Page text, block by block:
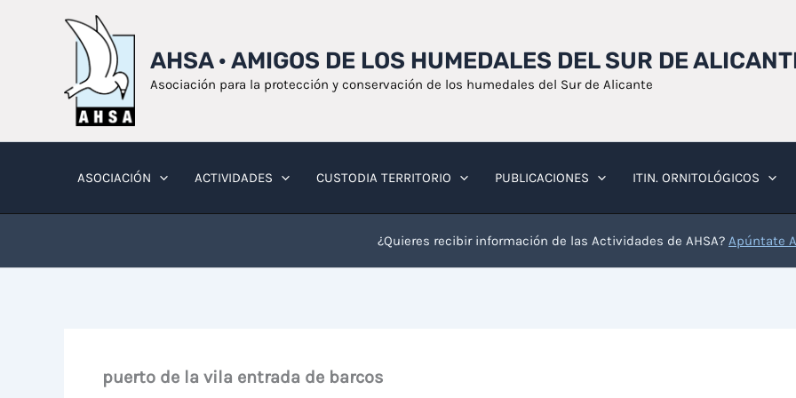
AHSA · AMIGOS DE LOS HUMEDALES DEL SUR DE
Asociación para la protección y conservación de los humedales del Sur de Alicante
ASOCIACIÓN ACTIVIDADES CUSTODIA TERRITORIO PUBLICACIONES ITIN. ORNITOLÓGICOS
¿Quieres recibir información de las Actividades de AHSA? Apúntate
puerto de la vila entrada de barcos